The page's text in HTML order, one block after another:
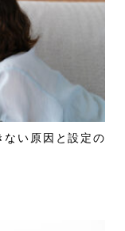
い原因と設定の